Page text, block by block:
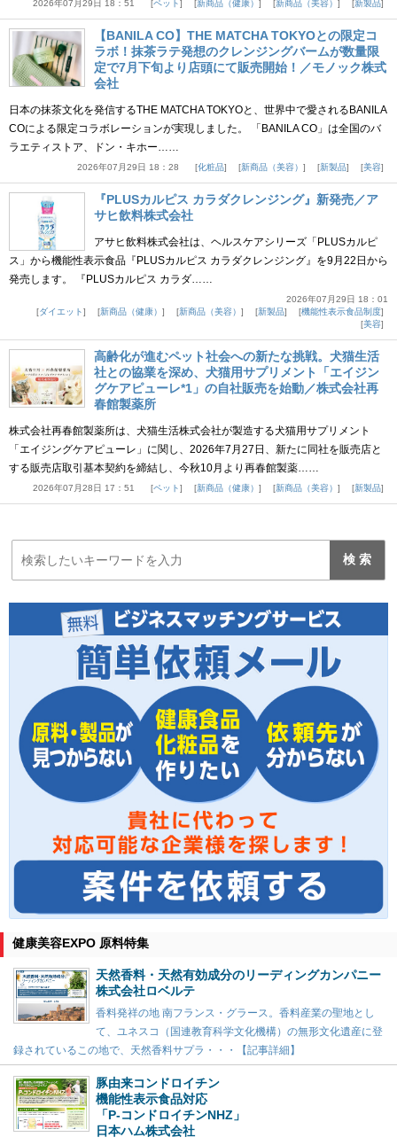
2026年07月29日 18：51 ペット 新商品（健康） 新商品（美容） 新製品
【BANILA CO】THE MATCHA TOKYOとの限定コ
ラボ！抹茶ラテ発想のクレンジングバームが数量限
定で7月下旬より店頭にて販売開始！／モノック株式
会社
日本の抹茶文化を発信するTHE MATCHA TOKYOと、世界中で愛されるBANILA
COによる限定コラボレーションが実現しました。 「BANILA CO」は全国のバ
ラエティストア、ドン・キホー……
2026年07月29日 18：28 化粧品 新商品（美容） 新製品 美容
『PLUSカルピス カラダクレンジング』新発売／ア
サヒ飲料株式会社
アサヒ飲料株式会社は、ヘルスケアシリーズ「PLUSカルピ
ス」から機能性表示食品『PLUSカルピス カラダクレンジング』を9月22日から
発売します。 『PLUSカルピス カラダ……
2026年07月29日 18：01
ダイエット
新商品（健康） 新商品（美容） 新製品
機能性表示食品制度
美容
高齢化が進むペット社会への新たな挑戦。犬猫生活
社との協業を深め、犬猫用サプリメント「エイジン
グケアピューレ*1」の自社販売を始動／株式会社再
春館製薬所
株式会社再春館製薬所は、犬猫生活株式会社が製造する犬猫用サプリメント
「エイジングケアピューレ」に関し、2026年7月27日、新たに同社を販売店と
する販売店取引基本契約を締結し、今秋10月より再春館製薬……
2026年07月28日 17：51 ペット 新商品（健康） 新商品（美容） 新製品
健康美容EXPO 原料特集
天然香料・天然有効成分のリーディングカンパニー
株式会社ロベルテ
香料発祥の地 南フランス・グラース。香料産業の聖地とし
て、ユネスコ（国連教育科学文化機構）の無形文化遺産に登
録されているこの地で、天然香料サプラ・・・【記事詳細】
豚由来コンドロイチン
機能性表示食品対応
「P-コンドロイチンNHZ」
日本ハム株式会社